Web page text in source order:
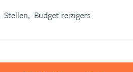
Stellen, Budget reizigers